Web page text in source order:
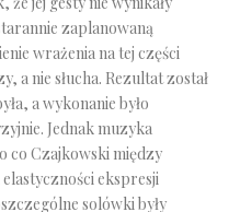
zaplanowaną
wrażenia na tej części
a nie słucha. Rezultat został
a wykonanie było
Jednak muzyka
co Czajkowski między
ekspresji
solówki były